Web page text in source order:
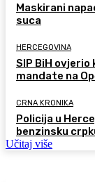
Maskirani
suca
HERCEGOVINA
SIP BiH
mandate na
CRNA KRONIKA
Policija u
benzinsku
Učitaj više